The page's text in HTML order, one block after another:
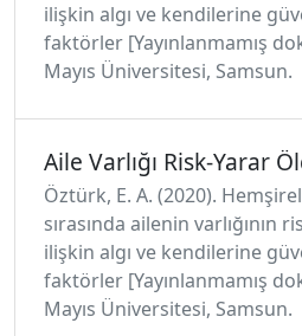
ilişkin algı ve kendilerine
faktörler [Yayınlanmamış
Mayıs Üniversitesi, Samsun.
Aile Varlığı Risk-Yarar
Öztürk, E. A. (2020).
sırasında ailenin varlığının
ilişkin algı ve kendilerine
faktörler [Yayınlanmamış
Mayıs Üniversitesi, Samsun.